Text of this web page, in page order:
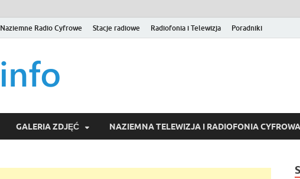
Naziemne Radio Cyfrowe Stacje radiowe Radiofonia i Telewizja Poradniki
Wideo online, VOD
GALERIA ZDJĘĆ NAZIEMNA TELEWIZJA I RADIOFONIA CYFROWA